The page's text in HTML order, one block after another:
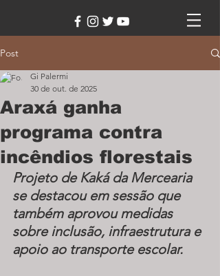
Post
Araxá ganha
programa contra
incêndios florestais
Gi Palermi
30 de out. de 2025
Projeto de Kaká da Mercearia
se destacou em sessão que
também aprovou medidas
sobre inclusão, infraestrutura e
apoio ao transporte escolar.